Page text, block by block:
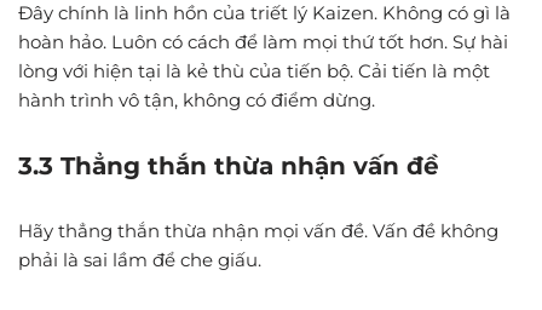
Đây chính là linh hồn của triết lý Kaizen. Không có gì là
hoàn hảo. Luôn có cách để làm mọi thứ tốt hơn. Sự hài
lòng với hiện tại là kẻ thù của tiến bộ. Cải tiến là một
hành trình vô tận, không có điểm dừng.
3.3 Thẳng thắn thừa nhận vấn đề
Hãy thẳng thắn thừa nhận mọi vấn đề. Vấn đề không
phải là sai lầm để che giấu.